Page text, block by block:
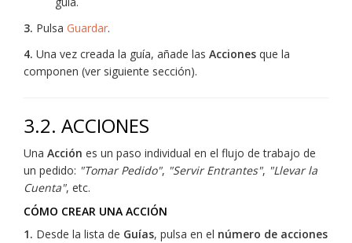
3. Pulsa Guardar.
4. Una vez creada la guía, añade las Acciones que la
componen (ver siguiente sección).
3.2. ACCIONES
Una Acción es un paso individual en el flujo de trabajo de
un pedido: "Tomar Pedido", "Servir Entrantes", "Llevar la
Cuenta", etc.
CÓMO CREAR UNA ACCIÓN
1. Desde la lista de Guías, pulsa en el número de acciones